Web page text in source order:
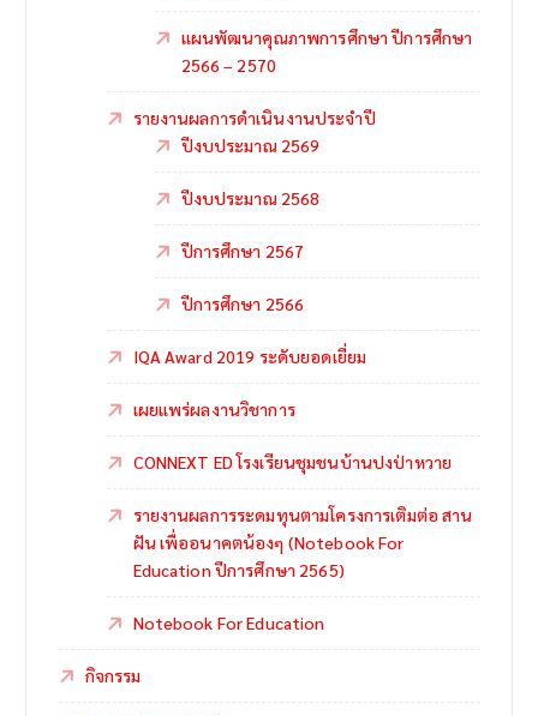
แผนพัฒนาคุณภาพการศึกษา ปีการศึกษา
2566 – 2570
รายงานผลการดำเนินงานประจำปี
ปีงบประมาณ 2569
ปีงบประมาณ 2568
ปีการศึกษา 2567
ปีการศึกษา 2566
IQA Award 2019 ระดับยอดเยี่ยม
เผยแพร่ผลงานวิชาการ
CONNEXT ED โรงเรียนชุมชนบ้านปงป่าหวาย
รายงานผลการระดมทุนตามโครงการเติมต่อ สาน
ฝัน เพื่ออนาคตน้องๆ (Notebook For
Education ปีการศึกษา 2565)
Notebook For Education
กิจกรรม